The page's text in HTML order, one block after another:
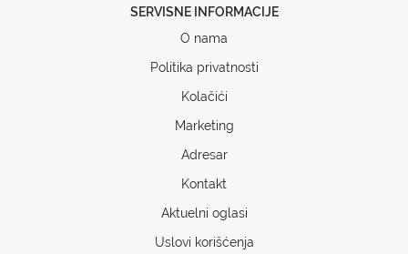
SERVISNE INFORMACIJE
O nama
Politika privatnosti
Kolačići
Marketing
Adresar
Kontakt
Aktuelni oglasi
Uslovi korišćenja